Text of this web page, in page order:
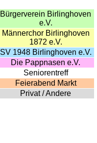
Bürgerverein Birlinghoven
e.V.
Männerchor Birlinghoven
1872 e.V.
SV 1948 Birlinghoven e.V.
Die Pappnasen e.V.
Seniorentreff
Feierabend Markt
Privat / Andere